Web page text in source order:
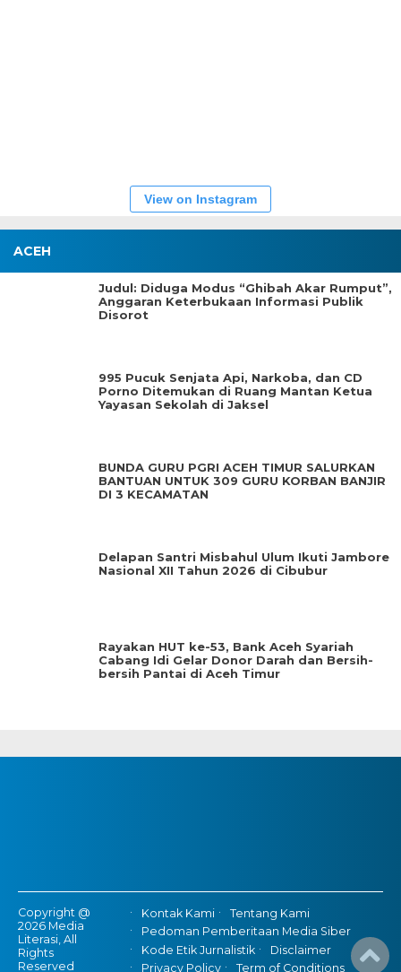
View on Instagram
ACEH
Judul: Diduga Modus “Ghibah Akar Rumput”,
Anggaran Keterbukaan Informasi Publik
Disorot
995 Pucuk Senjata Api, Narkoba, dan CD
Porno Ditemukan di Ruang Mantan Ketua
Yayasan Sekolah di Jaksel
BUNDA GURU PGRI ACEH TIMUR SALURKAN
BANTUAN UNTUK 309 GURU KORBAN BANJIR
DI 3 KECAMATAN
Delapan Santri Misbahul Ulum Ikuti Jambore
Nasional XII Tahun 2026 di Cibubur
Rayakan HUT ke-53, Bank Aceh Syariah
Cabang Idi Gelar Donor Darah dan Bersih-
bersih Pantai di Aceh Timur
Copyright @
2026 Media
Literasi, All
Rights
Reserved
Kontak Kami
Tentang Kami
Pedoman Pemberitaan Media Siber
Kode Etik Jurnalistik
Disclaimer
Privacy Policy
Term of Conditions